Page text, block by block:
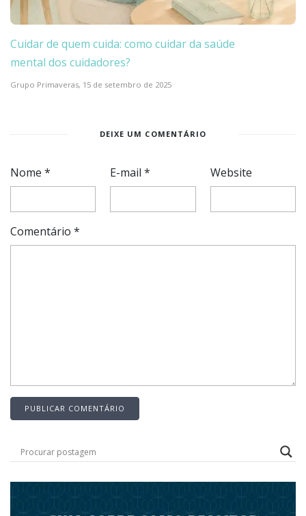
Cuidar de quem cuida: como cuidar da saúde
mental dos cuidadores?
Grupo Primaveras, 15 de setembro de 2025
DEIXE UM COMENTÁRIO
Nome * E-mail* Website
Comentário *